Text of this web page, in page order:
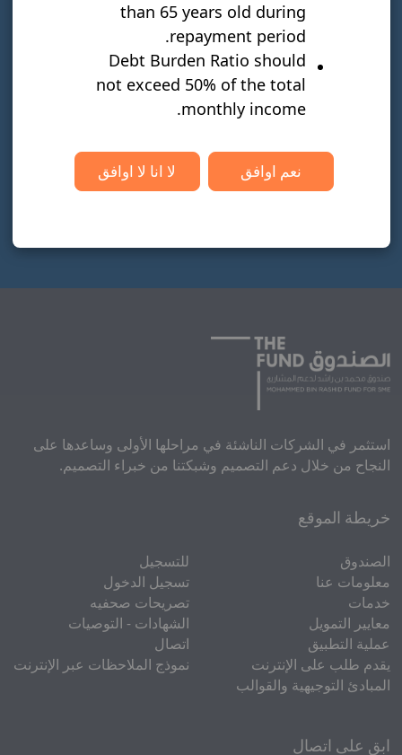
than 65 years old during
repayment period.
Debt Burden Ratio should
not exceed 50% of the total
monthly income.
نعم اوافق لا انا لا اوافق
أرغب في تلقي إشعارات عبر البريد
الإلكتروني من الصندوق حول العروض
الترويجية أو الخصومات أو العروض
الخاصة على المنتجات الجديدة.
هل لديك حساب؟ تسجيل الدخول تسجيل الدخول
استثمر في الشركات الناشئة في مراحلها الأولى وساعدها على
النجاح من خلال دعم التصميم وشبكتنا من خبراء التصميم.
خريطة الموقع
الصندوق
معلومات عنا
خدمات
معايير التمويل
عملية التطبيق
يقدم طلب على الإنترنت
المبادئ التوجيهية والقوالب
للتسجيل
تسجيل الدخول
تصريحات صحفيه
الشهادات - التوصيات
اتصال
نموذج الملاحظات عبر الإنترنت
ابق على اتصال